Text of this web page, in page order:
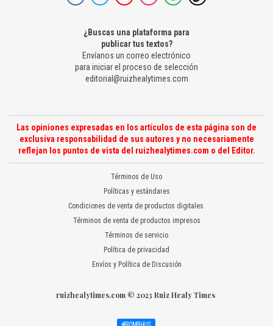
¿Buscas una plataforma para
publicar tus textos?
Envíanos un correo electrónico
para iniciar el proceso de selección
editorial@ruizhealytimes.com
Las opiniones expresadas en los artículos de esta página son de
exclusiva responsabilidad de sus autores y no necesariamente
reflejan los puntos de vista del ruizhealytimes.com o del Editor.
Términos de Uso
Políticas y estándares
Condiciones de venta de productos digitales
Términos de venta de productos impresos
Términos de servicio
Política de privacidad
Envíos y Política de Discusión
ruizhealytimes.com © 2023 Ruiz Healy Times